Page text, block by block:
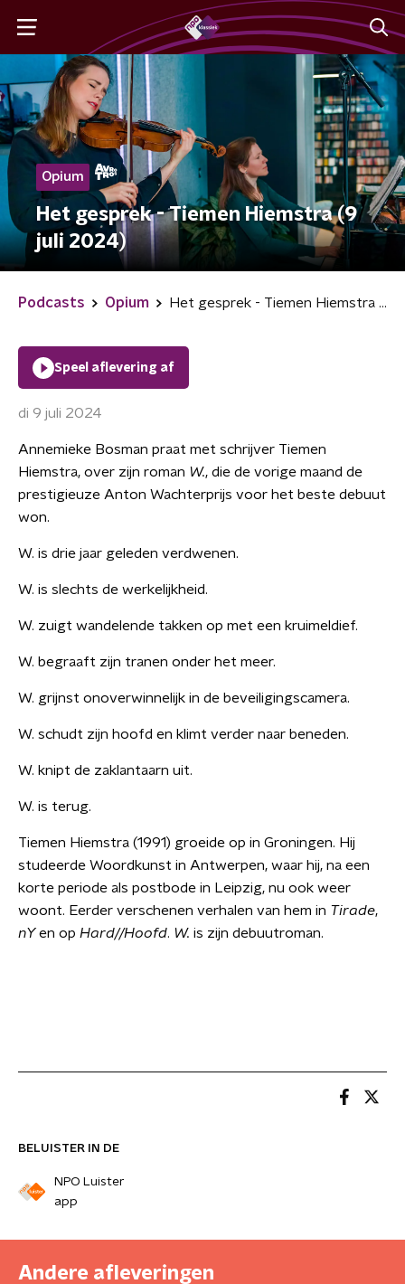
Opium
Het gesprek - Tiemen Hiemstra (9
juli 2024)
Podcasts Opium Het gesprek - Tiemen Hiemstra (9 juli 2024)
BELUISTER IN DE
NPO Luister
app
Speel aflevering af
di 9 juli 2024
Annemieke Bosman praat met schrijver Tiemen
Hiemstra, over zijn roman W., die de vorige maand de
prestigieuze Anton Wachterprijs voor het beste debuut
won.
W. is drie jaar geleden verdwenen.
W. is slechts de werkelijkheid.
W. zuigt wandelende takken op met een kruimeldief.
W. begraaft zijn tranen onder het meer.
W. grijnst onoverwinnelijk in de beveiligingscamera.
W. schudt zijn hoofd en klimt verder naar beneden.
W. knipt de zaklantaarn uit.
W. is terug.
Tiemen Hiemstra (1991) groeide op in Groningen. Hij
studeerde Woordkunst in Antwerpen, waar hij, na een
korte periode als postbode in Leipzig, nu ook weer
woont. Eerder verschenen verhalen van hem in Tirade,
nYen op Hard//Hoofd. W. is zijn debuutroman.
Andere afleveringen